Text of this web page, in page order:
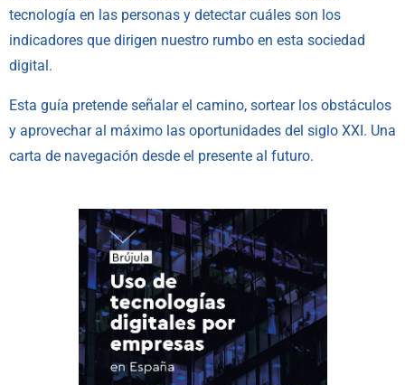
tecnología en las personas y detectar cuáles son los
indicadores que dirigen nuestro rumbo en esta sociedad
digital.
Esta guía pretende señalar el camino, sortear los obstáculos
y aprovechar al máximo las oportunidades del siglo XXI. Una
carta de navegación desde el presente al futuro.